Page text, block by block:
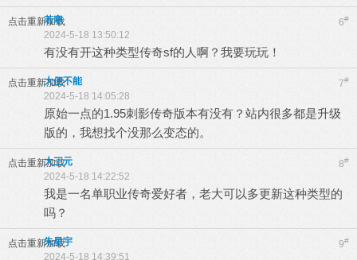
点击重新加载 6#
若寒
2024-5-18 13:50:12
有没有开这种类型传奇sf的人啊？我要玩玩！
点击重新加载 7#
大便不能
2024-5-18 14:05:28
原始一点的1.95刺影传奇版本有没有？站内很多都是升级
版的，我想找个没那么变态的。
点击重新加载 8#
大三元
2024-5-18 14:22:52
我是一名单职业传奇爱好者，老大可以多更新这种类型的
吗？
点击重新加载 9#
朱星宇
2024-5-18 14:39:51